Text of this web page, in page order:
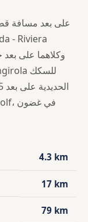
4.3 km
17 km
79 km